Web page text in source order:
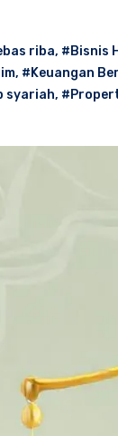
riba, #Bisnis
, #Keuangan
syariah,